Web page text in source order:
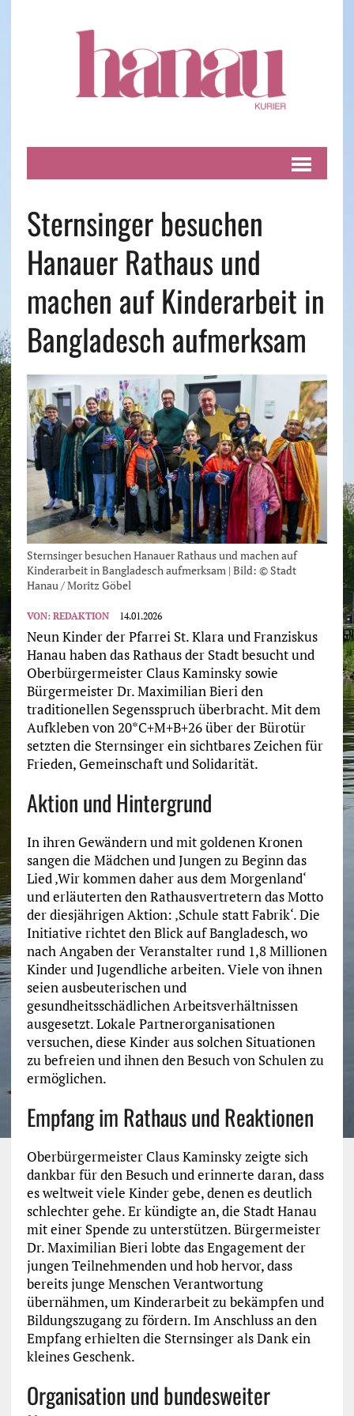
Sternsinger besuchen
Hanauer Rathaus und
machen auf Kinderarbeit in
Bangladesch aufmerksam
Sternsinger besuchen Hanauer Rathaus und machen auf
Kinderarbeit in Bangladesch aufmerksam | Bild: © Stadt
Hanau / Moritz Göbel
VON: REDAKTION 14.01.2026
Neun Kinder der Pfarrei St. Klara und Franziskus
Hanau haben das Rathaus der Stadt besucht und
Oberbürgermeister Claus Kaminsky sowie
Bürgermeister Dr. Maximilian Bieri den
traditionellen Segensspruch überbracht. Mit dem
Aufkleben von 20*C+M+B+26 über der Bürotür
setzten die Sternsinger ein sichtbares Zeichen für
Frieden, Gemeinschaft und Solidarität.
Aktion und Hintergrund
In ihren Gewändern und mit goldenen Kronen
sangen die Mädchen und Jungen zu Beginn das
Lied ‚Wir kommen daher aus dem Morgenland‘
und erläuterten den Rathausvertretern das Motto
der diesjährigen Aktion: ‚Schule statt Fabrik‘. Die
Initiative richtet den Blick auf Bangladesch, wo
nach Angaben der Veranstalter rund 1,8 Millionen
Kinder und Jugendliche arbeiten. Viele von ihnen
seien ausbeuterischen und
gesundheitsschädlichen Arbeitsverhältnissen
ausgesetzt. Lokale Partnerorganisationen
versuchen, diese Kinder aus solchen Situationen
zu befreien und ihnen den Besuch von Schulen zu
ermöglichen.
Empfang im Rathaus und Reaktionen
Oberbürgermeister Claus Kaminsky zeigte sich
dankbar für den Besuch und erinnerte daran, dass
es weltweit viele Kinder gebe, denen es deutlich
schlechter gehe. Er kündigte an, die Stadt Hanau
mit einer Spende zu unterstützen. Bürgermeister
Dr. Maximilian Bieri lobte das Engagement der
jungen Teilnehmenden und hob hervor, dass
bereits junge Menschen Verantwortung
übernähmen, um Kinderarbeit zu bekämpfen und
Bildungszugang zu fördern. Im Anschluss an den
Empfang erhielten die Sternsinger als Dank ein
kleines Geschenk.
Organisation und bundesweiter